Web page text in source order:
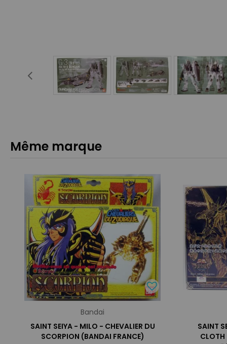
Même marque
Bandai
SAINT SEIYA - MILO - CHEVALIER DU
SCORPION (BANDAI FRANCE)
SAINT
CLOTH